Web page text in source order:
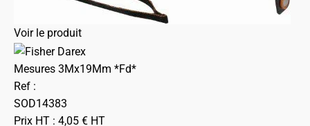
Voir le produit
Mesures 3Mx19Mm *Fd*
Ref :
SOD14383
Prix HT : 4,05 € HT